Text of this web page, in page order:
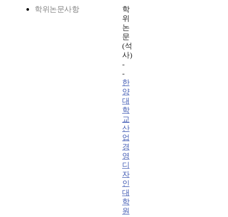
학위논문사항
학
위
논
문
(석
사)
-
-
한
양
대
학
교
산
업
경
영
디
자
인
대
학
원